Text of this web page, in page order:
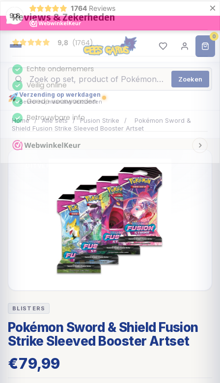
9,8
1764 Reviews ×
0
Zoeken
Verzending op werkdagen
Bestel nu, maandag verzonden
Home / Alle sets / Fusion Strike /
Pokémon Sword &
Shield Fusion Strike Sleeved Booster Artset
BLISTERS
Pokémon Sword & Shield Fusion
Strike Sleeved Booster Artset
€79,99